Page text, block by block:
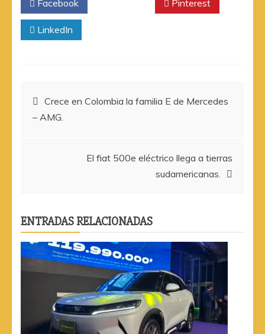
Facebook Pinterest
LinkedIn
Navegación
entradas
Crece en Colombia la familia E de Mercedes
– AMG.
El fiat 500e eléctrico llega a tierras
sudamericanas.
ENTRADAS RELACIONADAS